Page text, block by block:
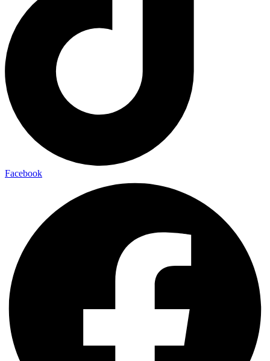
Facebook